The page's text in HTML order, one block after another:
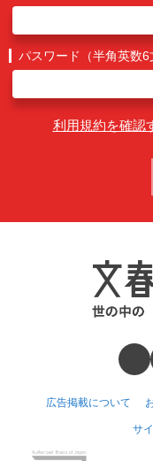
パスワード（半角英数6
利用規約を確認
広告掲載について
サ